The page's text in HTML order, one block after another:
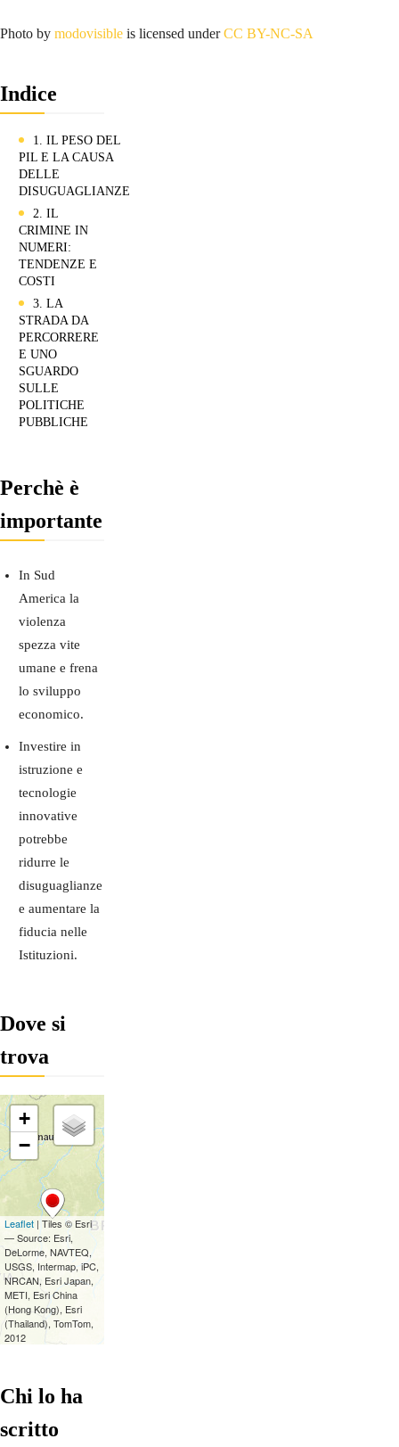
Photo by modovisible is licensed underCC BY-NC-SA
Indice
1. IL PESO DEL
PIL E LA CAUSA
DELLE
DISUGUAGLIANZE
2. IL
CRIMINE IN
NUMERI:
TENDENZE E
COSTI
3. LA
STRADA DA
PERCORRERE
E UNO
SGUARDO
SULLE
POLITICHE
PUBBLICHE
Perchè è
importante
In Sud
America la
violenza
spezza vite
umane e frena
lo sviluppo
economico.
Investire in
istruzione e
tecnologie
innovative
potrebbe
ridurre le
disuguaglianze
e aumentare la
fiducia nelle
Istituzioni.
Dove si
trova
Chi lo ha
scritto